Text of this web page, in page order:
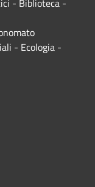
- Ecologia -